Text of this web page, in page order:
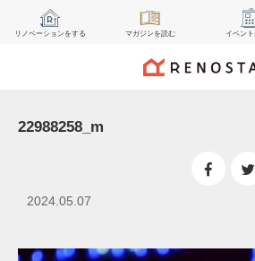
リノベーションをする マガジンを読む イベント
22988258_m
2024.05.07